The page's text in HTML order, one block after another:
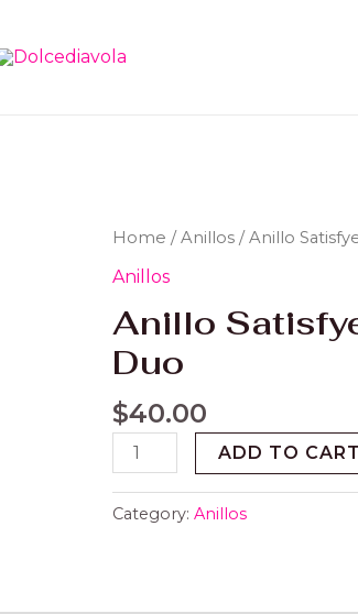
Home /Anillos / Anillo
Anillos
Anillo
Duo
$40.00
Anillo
Satisfyer
Duo
quantity
ADD TO CART
Category:Anillos